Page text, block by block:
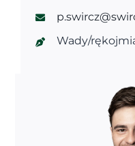
Wady/